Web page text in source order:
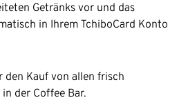
Getränks vor und das
in Ihrem TchiboCard Konto
den Kauf von allen frisch
der Coffee Bar.